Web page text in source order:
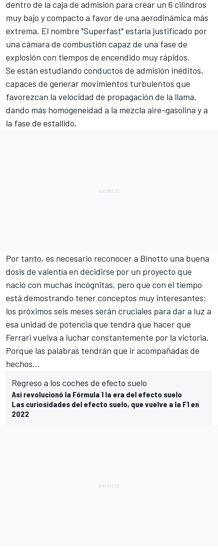
dentro de la caja de admisión para crear un 6 cilindros
muy bajo y compacto a favor de una aerodinámica más
extrema. El nombre "Superfast" estaría justificado por
una cámara de combustión capaz de una fase de
explosión con tiempos de encendido muy rápidos.
Se están estudiando conductos de admisión inéditos,
capaces de generar movimientos turbulentos que
favorezcan la velocidad de propagación de la llama,
dando más homogeneidad a la mezcla aire-gasolina y a
la fase de estallido.
Por tanto, es necesario reconocer a Binotto una buena
dosis de valentía en decidirse por un proyecto que
nació con muchas incógnitas, pero que con el tiempo
está demostrando tener conceptos muy interesantes:
los próximos seis meses serán cruciales para dar a luz a
esa unidad de potencia que tendrá que hacer que
Ferrari vuelva a luchar constantemente por la victoria.
Porque las palabras tendrán que ir acompañadas de
hechos...
Regreso a los coches de efecto suelo
Así revolucionó la Fórmula 1 la era del efecto suelo
Las curiosidades del efecto suelo, que vuelve a la F1 en
2022